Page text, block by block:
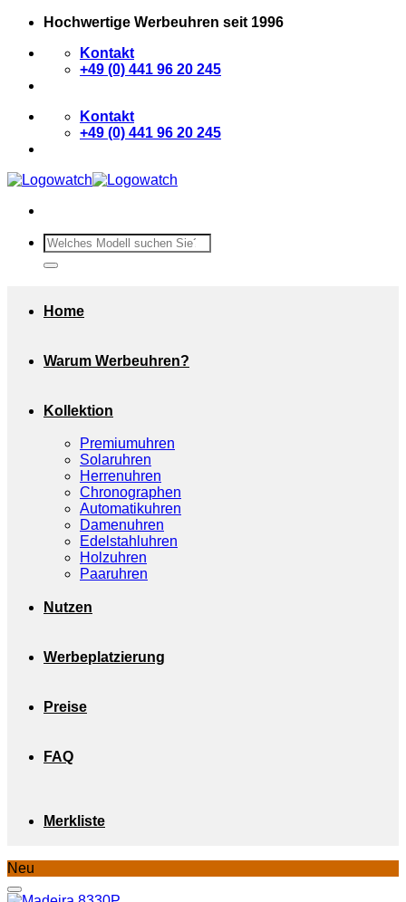
Zum
springen
Hochwertige Werbeuhren seit 1996
Kontakt
+49 (0) 441 96 20 245
Kontakt
+49 (0) 441 96 20 245
Suchen
nach:
Home
Warum Werbeuhren?
Kollektion
Premiumuhren
Solaruhren
Herrenuhren
Chronographen
Automatikuhren
Damenuhren
Edelstahluhren
Holzuhren
Paaruhren
Nutzen
Werbeplatzierung
Preise
FAQ
Merkliste
Neu